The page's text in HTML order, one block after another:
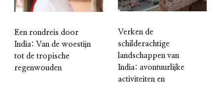
Een rondreis door
India: Van de woestijn
tot de tropische
regenwouden
Verken de
schilderachtige
landschappen van
India: avontuurlijke
activiteiten en